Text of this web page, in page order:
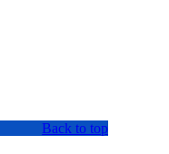
Back to top